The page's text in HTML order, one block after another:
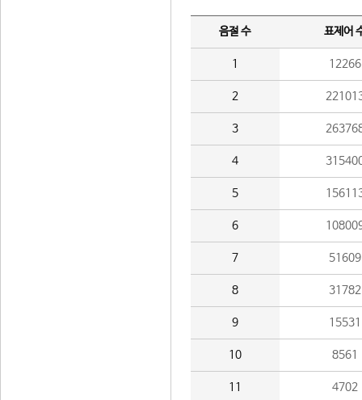
음절 수 표제어
1 12266
2
3
4
5
6
7 51609
8 31782
9 15531
10 8561
11 4702